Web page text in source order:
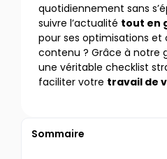
quotidiennement sans
suivre l’actualité tout en
pour ses optimisations et
contenu ? Grâce à notre
une véritable checklist
faciliter votre travail de
Sommaire